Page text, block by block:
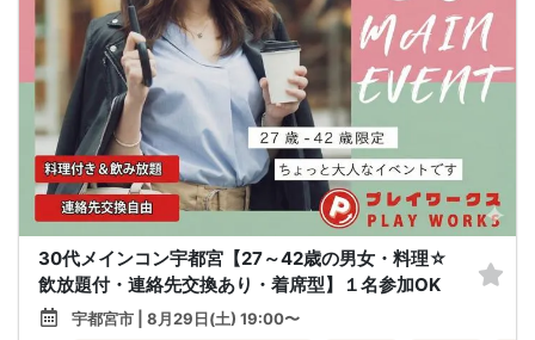
30代メインコン宇都宮【27～42歳の男女・料理☆
飲放題付・連絡先交換あり・着席型】１名参加OK
宇都宮市 | 8月29日(土) 19:00〜